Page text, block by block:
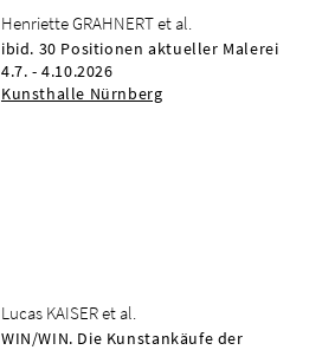
Henriette GRAHNERT et al.
ibid. 30 Positionen aktueller Malerei
4.7. - 4.10.2026
Kunsthalle Nürnberg
Lucas KAISER et al.
WIN/WIN. Die Kunstankäufe der